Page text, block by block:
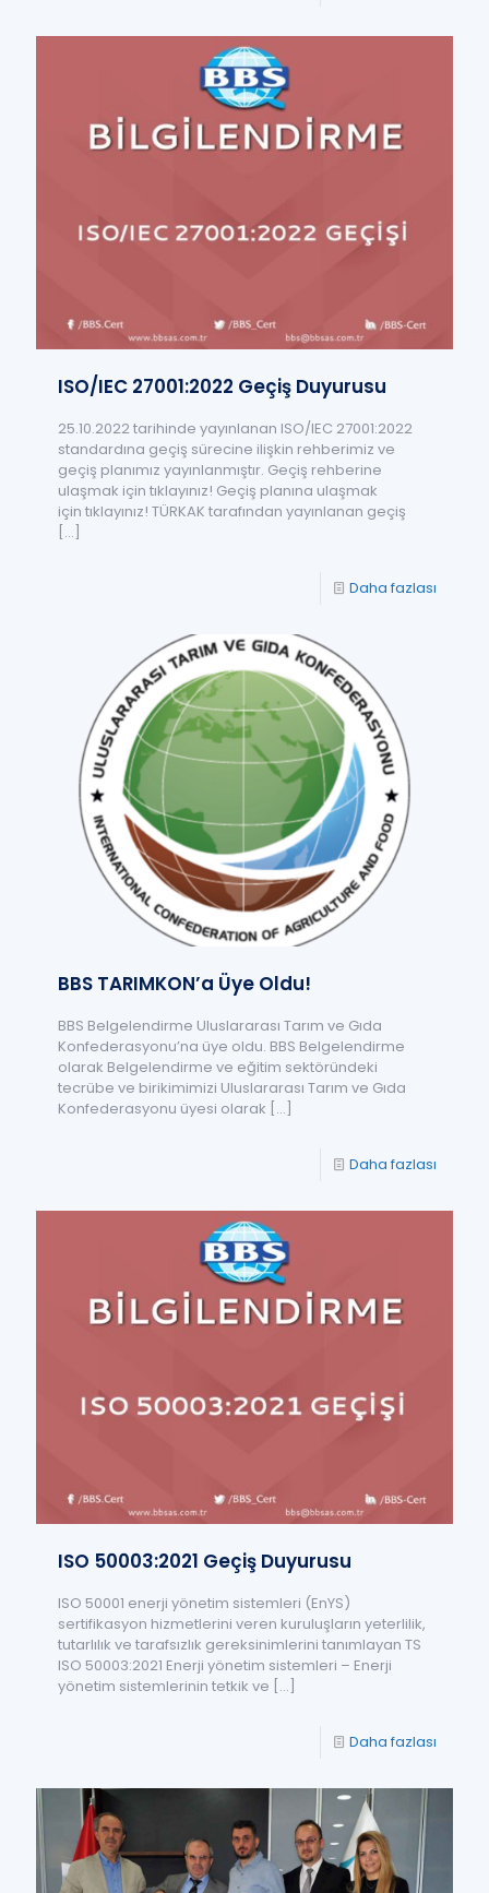
ISO/IEC 27001:2022 Geçiş Duyurusu
25.10.2022 tarihinde yayınlanan ISO/IEC 27001:2022
standardına geçiş sürecine ilişkin rehberimiz ve
geçiş planımız yayınlanmıştır. Geçiş rehberine
ulaşmak için tıklayınız! Geçiş planına ulaşmak
için tıklayınız! TÜRKAK tarafından yayınlanan geçiş
[…]
Daha fazlası
BBS TARIMKON’a Üye Oldu!
BBS Belgelendirme Uluslararası Tarım ve Gıda
Konfederasyonu’na üye oldu. BBS Belgelendirme
olarak Belgelendirme ve eğitim sektöründeki
tecrübe ve birikimimizi Uluslararası Tarım ve Gıda
Konfederasyonu üyesi olarak […]
Daha fazlası
ISO 50003:2021 Geçiş Duyurusu
ISO 50001 enerji yönetim sistemleri (EnYS)
sertifikasyon hizmetlerini veren kuruluşların yeterlilik,
tutarlılık ve tarafsızlık gereksinimlerini tanımlayan TS
ISO 50003:2021 Enerji yönetim sistemleri – Enerji
yönetim sistemlerinin tetkik ve […]
Daha fazlası